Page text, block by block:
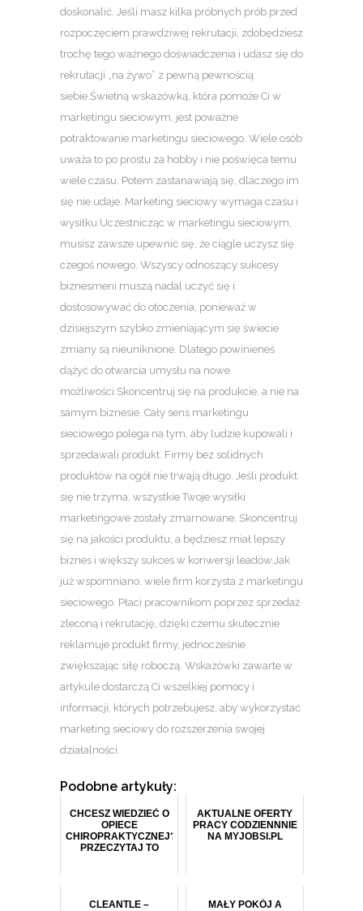
doskonalić. Jeśli masz kilka próbnych prób przed
rozpoczęciem prawdziwej rekrutacji, zdobędziesz
trochę tego ważnego doświadczenia i udasz się do
rekrutacji „na żywo” z pewną pewnością
siebie.Świetną wskazówką, która pomoże Ci w
marketingu sieciowym, jest poważne
potraktowanie marketingu sieciowego. Wiele osób
uważa to po prostu za hobby i nie poświęca temu
wiele czasu. Potem zastanawiają się, dlaczego im
się nie udaje. Marketing sieciowy wymaga czasu i
wysiłku.Uczestnicząc w marketingu sieciowym,
musisz zawsze upewnić się, że ciągle uczysz się
czegoś nowego. Wszyscy odnoszący sukcesy
biznesmeni muszą nadal uczyć się i
dostosowywać do otoczenia, ponieważ w
dzisiejszym szybko zmieniającym się świecie
zmiany są nieuniknione. Dlatego powinieneś
dążyć do otwarcia umysłu na nowe
możliwości.Skoncentruj się na produkcie, a nie na
samym biznesie. Cały sens marketingu
sieciowego polega na tym, aby ludzie kupowali i
sprzedawali produkt. Firmy bez solidnych
produktów na ogół nie trwają długo. Jeśli produkt
się nie trzyma, wszystkie Twoje wysiłki
marketingowe zostały zmarnowane. Skoncentruj
się na jakości produktu, a będziesz miał lepszy
biznes i większy sukces w konwersji leadów.Jak
już wspomniano, wiele firm korzysta z marketingu
sieciowego. Płaci pracownikom poprzez sprzedaż
zleconą i rekrutację, dzięki czemu skutecznie
reklamuje produkt firmy, jednocześnie
zwiększając siłę roboczą. Wskazówki zawarte w
artykule dostarczą Ci wszelkiej pomocy i
informacji, których potrzebujesz, aby wykorzystać
marketing sieciowy do rozszerzenia swojej
działalności.
Podobne artykuły:
CHCESZ WIEDZIEĆ O
OPIECE
CHIROPRAKTYCZNEJ?
PRZECZYTAJ TO
AKTUALNE OFERTY
PRACY CODZIENNNIE
NA MYJOBSI.PL
CLEANTLE –
MAŁY POKÓJ A